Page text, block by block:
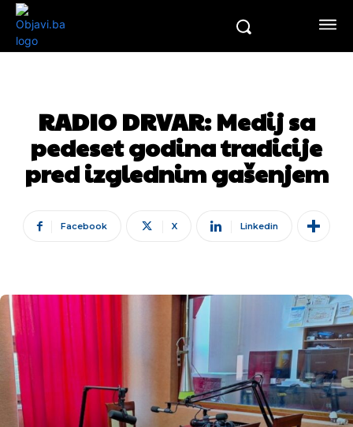
RADIO DRVAR: Medij sa
pedeset godina tradicije
pred izglednim gašenjem
Facebook X Linkedin